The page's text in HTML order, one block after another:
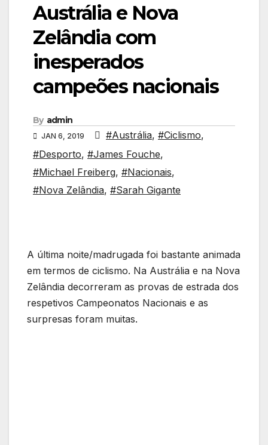
Austrália e Nova
Zelândia com
inesperados
campeões nacionais
By admin
JAN 6, 2019 #Austrália, #Ciclismo,
#Desporto, #James Fouche,
#Michael Freiberg, #Nacionais,
#Nova Zelândia, #Sarah Gigante
A última noite/madrugada foi bastante animada
em termos de ciclismo. Na Austrália e na Nova
Zelândia decorreram as provas de estrada dos
respetivos Campeonatos Nacionais e as
surpresas foram muitas.